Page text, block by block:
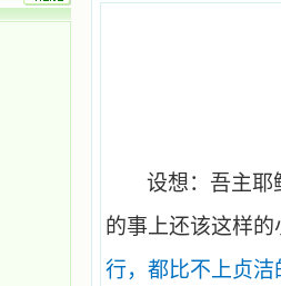
设想：吾主耶
的事上还该这样
行，都比不上贞